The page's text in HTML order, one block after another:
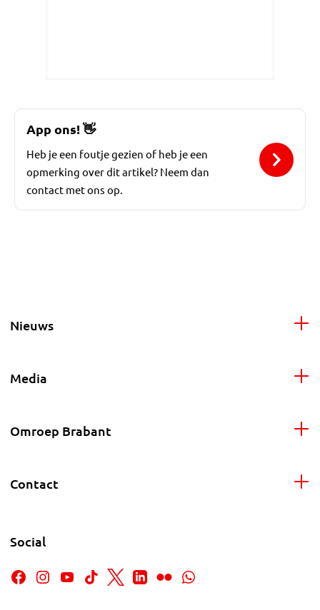
App ons!👋
Heb je een foutje gezien of heb je een
opmerking over dit artikel? Neem dan
contact met ons op.
Nieuws
Media
Omroep Brabant
Contact
Social